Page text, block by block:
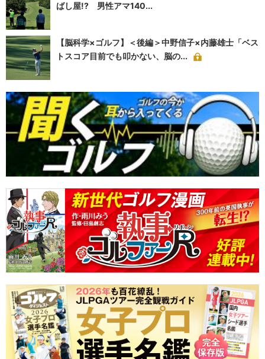
ばし屋!? 男性アマ140...
【脳科学×ゴルフ】＜後編＞中野信子×内藤雄士「ベス
トスコア目前でも叩かない、脳の...